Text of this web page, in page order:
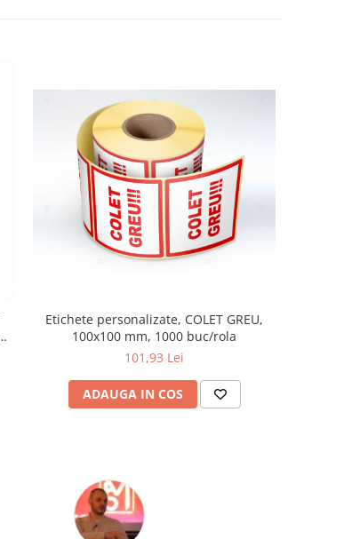
Etichete personalizate, COLET GREU,
100x100 mm, 1000 buc/rola
101,93 Lei
ADAUGA IN COS